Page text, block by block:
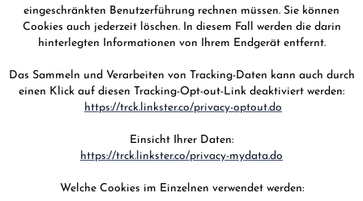
eingeschränkten Benutzerführung rechnen müssen. Sie können
Cookies auch jederzeit löschen. In diesem Fall werden die darin
hinterlegten Informationen von Ihrem Endgerät entfernt.
Das Sammeln und Verarbeiten von Tracking-Daten kann auch durch
einen Klick auf diesen Tracking-Opt-out-Link deaktiviert werden:
https://trck.linkster.co/privacy-optout.do
Einsicht Ihrer Daten:
https://trck.linkster.co/privacy-mydata.do
Welche Cookies im Einzelnen verwendet werden: